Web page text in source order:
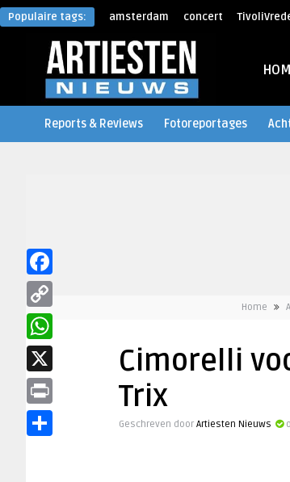
Populaire tags: amsterdam concert
Reports & Reviews Fotoreportages
Home
Cimorelli
Trix
Geschreven door Artiesten Nieuws
Facebook
Copy
Link
WhatsApp
X
Print